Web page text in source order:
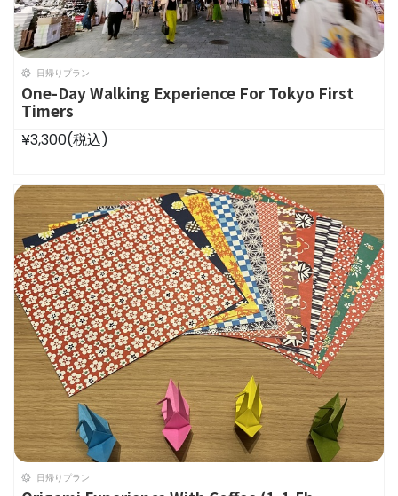
日帰りプラン
One-Day Walking Experience For Tokyo First
Timers
¥3,300(税込)
日帰りプラン